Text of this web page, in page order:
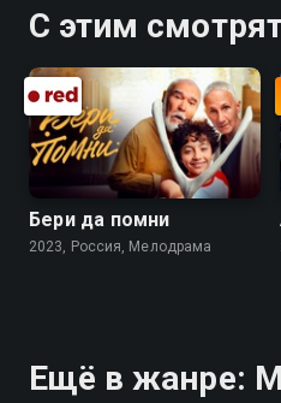
С этим
Бери да помни
2023, Россия, Мелодрама
Ещё в жанре: